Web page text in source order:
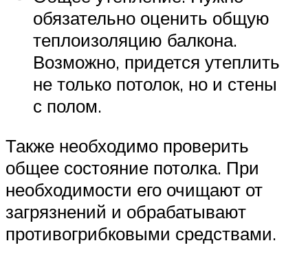
обязательно оценить общую
теплоизоляцию балкона.
Возможно, придется утеплить
не только потолок, но и стены
с полом.
Также необходимо проверить
общее состояние потолка. При
необходимости его очищают от
загрязнений и обрабатывают
противогрибковыми средствами.